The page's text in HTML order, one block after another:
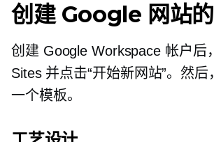
创建 Google 网站
创建 Google Workspace 帐户后
Sites 并点击“开始新网站”。然
一个模板。